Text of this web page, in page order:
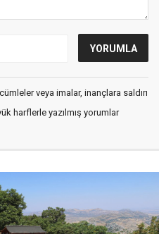
veya imalar, inançlara saldırı
harflerle yazılmış yorumlar